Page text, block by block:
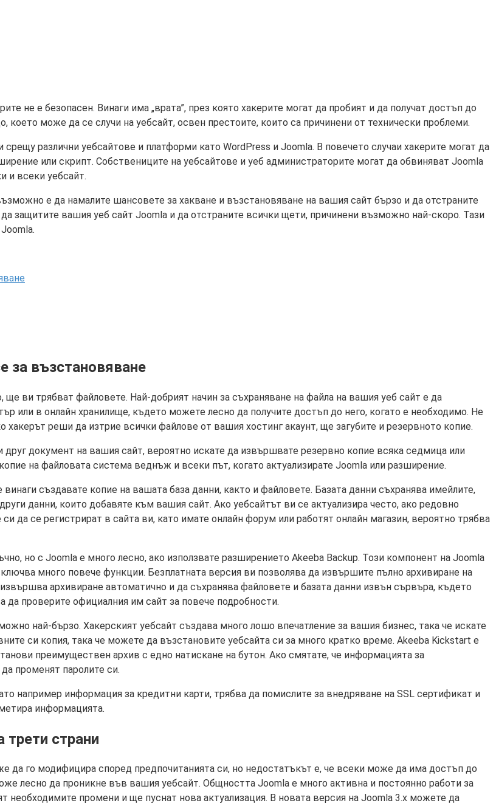
не е безопасен. Винаги има „врата”, през която хакерите могат да пробият и да получат достъп до
може да се случи на уебсайт, освен престоите, които са причинени от технически проблеми.
различни уебсайтове и платформи като WordPress и Joomla. В повечето случаи хакерите могат да
или скрипт. Собствениците на уебсайтове и уеб администраторите могат да обвиняват Joomla
и всеки уебсайт.
е да намалите шансовете за хакване и възстановяване на вашия сайт бързо и да отстраните
защитите вашия уеб сайт Joomla и да отстраните всички щети, причинени възможно най-скоро. Тази
за възстановяване
ви трябват файловете. Най-добрият начин за съхраняване на файла на вашия уеб сайт е да
или в онлайн хранилище, където можете лесно да получите достъп до него, когато е необходимо. Не
хакерът реши да изтрие всички файлове от вашия хостинг акаунт, ще загубите и резервното копие.
документ на вашия сайт, вероятно искате да извършвате резервно копие всяка седмица или
на файловата система веднъж и всеки път, когато актуализирате Joomla или разширение.
създавате копие на вашата база данни, както и файловете. Базата данни съхранява имейлите,
данни, които добавяте към вашия сайт. Ако уебсайтът ви се актуализира често, ако редовно
да се регистрират в сайта ви, като имате онлайн форум или работят онлайн магазин, вероятно трябва
но с Joomla е много лесно, ако използвате разширението Akeeba Backup. Този компонент на Joomla
много повече функции. Безплатната версия ви позволява да извършите пълно архивиране на
архивиране автоматично и да съхранява файловете и базата данни извън сървъра, където
проверите официалния им сайт за повече подробности.
най-бързо. Хакерският уебсайт създава много лошо впечатление за вашия бизнес, така че искате
си копия, така че можете да възстановите уебсайта си за много кратко време. Akeeba Kickstart е
преимуществен архив с едно натискане на бутон. Ако смятате, че информацията за
променят паролите си.
например информация за кредитни карти, трябва да помислите за внедряване на SSL сертификат и
информацията.
трети страни
да го модифицира според предпочитанията си, но недостатъкът е, че всеки може да има достъп до
лесно да проникне във вашия уебсайт. Общността Joomla е много активна и постоянно работи за
необходимите промени и ще пуснат нова актуализация. В новата версия на Joomla 3.x можете да